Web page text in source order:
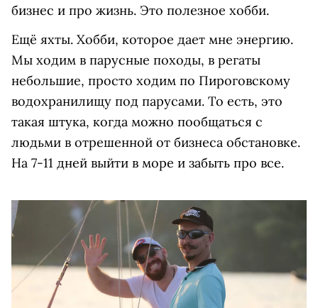
бизнес и про жизнь. Это полезное хобби.
Ещё яхты. Хобби, которое дает мне энергию.
Мы ходим в парусные походы, в регаты
небольшие, просто ходим по Пироговскому
водохранилищу под парусами. То есть, это
такая штука, когда можно пообщаться с
людьми в отрешенной от бизнеса обстановке.
На 7-11 дней выйти в море и забыть про все.